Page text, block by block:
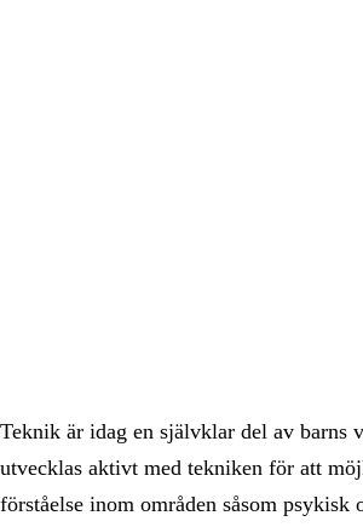
Teknik är idag en självklar del av barns
utvecklas aktivt med tekniken för att
förståelse inom områden såsom psykisk